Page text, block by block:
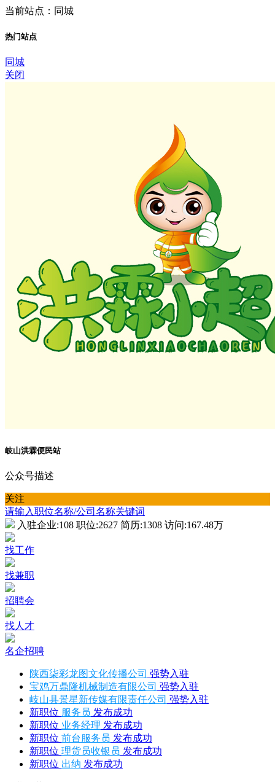
当前站点：同城
热门站点
同城
关闭
岐山洪霖便民站
公众号描述
关注
请输入职位名称/公司名称关键词
入驻企业:108 职位:2627 简历:1308 访问:167.48万
找工作
找兼职
招聘会
找人才
名企招聘
陕西柒彩龙图文化传播公司 强势入驻
宝鸡万鼎隆机械制造有限公司 强势入驻
岐山县景星新传媒有限责任公司 强势入驻
新职位 服务员 发布成功
新职位 业务经理 发布成功
新职位 前台服务员 发布成功
新职位 理货员收银员 发布成功
新职位 出纳 发布成功